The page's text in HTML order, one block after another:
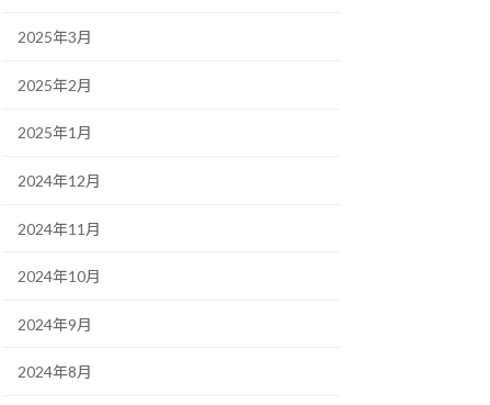
2025年3月
2025年2月
2025年1月
2024年12月
2024年11月
2024年10月
2024年9月
2024年8月